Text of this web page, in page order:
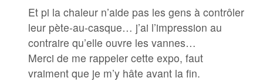
Et pi la chaleur n’aide pas les gens à contrôler
leur pète-au-casque… j’ai l’impression au
contraire qu’elle ouvre les vannes…
Merci de me rappeler cette expo, faut
vraiment que je m’y hâte avant la fin.